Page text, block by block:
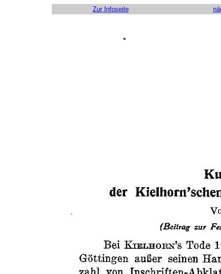
Zur Infoseite